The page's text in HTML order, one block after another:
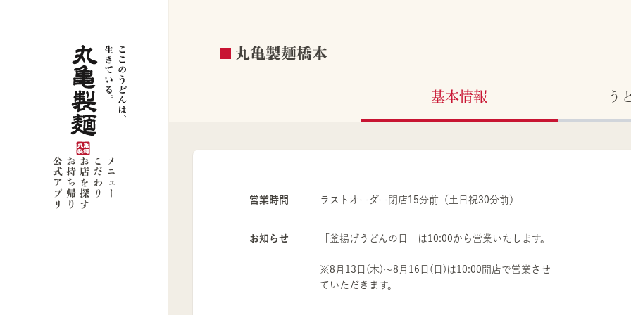
メニュー
こだわり
お店を探す
お持ち帰り
公式アプリ
丸亀製麺橋本
基本情報 う
営業時間 ラストオーダー閉店15分前（土日祝30分前）
お知らせ 「釜揚げうどんの日」は10:00から営業いたします。
※8月13日(木)～8月16日(日)は10:00開店で営業させ
ていただきます。